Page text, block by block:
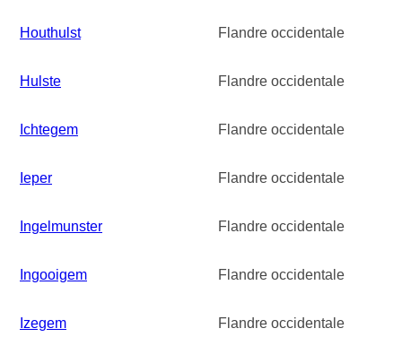
Houthulst Flandre occidentale
Hulste Flandre occidentale
Ichtegem Flandre occidentale
Ieper Flandre occidentale
Ingelmunster Flandre occidentale
Ingooigem Flandre occidentale
Izegem Flandre occidentale